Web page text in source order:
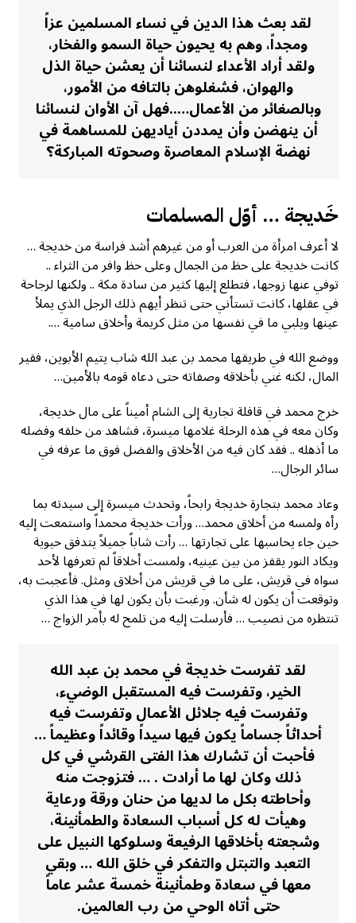
لقد بعث هذا الدين في نساء المسلمين عزاً
ومجداً، وهم به يحيون حياة السمو والفخار،
ولقد أراد الأعداء لنسائنا أن يعشن حياة الذل
والهوان، فشغلوهن بالتافه من الأمور،
وبالصغائر من الأعمال…..فهل آن الأوان لنسائنا
أن ينهضن وأن يمددن أياديهن للمساهمة في
نهضة الإسلام المعاصرة وصحوته المباركة؟
خَديجة … أوّل المسلمات
لا أعرف امرأة من العرب أو من غيرهم أشد فراسة من خديجة …
كانت خديجة على حظ من الجمال وعلى حظ وافر من الثراء ..
توفي عنها زوجها، فتطلع إليها كثير من سادة مكة .. ولكنها لرجاحة
في عقلها، كانت تستأني حتى تنظر أيهم ذلك الرجل الذي يملأ
عينها ويلبي ما في نفسها من مثل كريمة وأخلاق سامية ….
ووضع الله في طريقها محمد بن عبد الله شاب يتيم الأبوين، فقير
المال، لكنه غني بأخلاقه وصفاته حتى دعاه قومه بالأمين…
خرج محمد في قافلة تجارية إلى الشام أميناً على مال خديجة،
وكان معه في هذه الرحلة غلامها ميسرة، فشاهد من خلقه وفضله
ما أذهله .. فقد كان فيه من الأخلاق والفضل فوق ما عرفه في
سائر الرجال…
وعاد محمد بتجارة خديجة رابحاً، وتحدث ميسرة إلى سيدته بما
رأه ولمسه من أخلاق محمد… ورأت خديجة محمداً واستمعت إليه
حين جاء يحاسبها على تجارتها … رأت شاباً جميلاً يتدفق حيوية
ويكاد النور يقفز من بين عينيه، ولمست أخلاقاً لم تعرفها لأحد
سواه في قريش، على ما في قريش من أخلاق ومثل. فأعجبت به،
وتوقعت أن يكون له شأن. ورغبت بأن يكون لها في هذا الذي
تنتظره من نصيب … فأرسلت إليه من تلمح له بأمر الزواج …
لقد تفرست خديجة في محمد بن عبد الله
الخير، وتفرست فيه المستقبل الوضيء،
وتفرست فيه جلائل الأعمال وتفرست فيه
أحداثاً جساماً يكون فيها سيداً وقائداً وعظيماً …
فأحبت أن تشارك هذا الفتى القرشي في كل
ذلك وكان لها ما أرادت . … فتزوجت منه
وأحاطته بكل ما لديها من حنان ورقة ورعاية
وهيأت له كل أسباب السعادة والطمأنينة،
وشجعته بأخلاقها الرفيعة وسلوكها النبيل على
التعبد والتبتل والتفكر في خلق الله … وبقي
معها في سعادة وطمأنينة خمسة عشر عاماً
حتى أتاه الوحي من رب العالمين.